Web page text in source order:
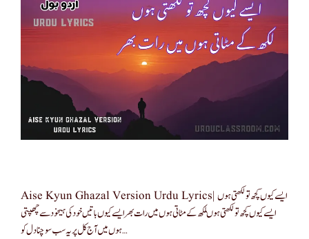
Aise Kyun Ghazal Version Urdu Lyrics| ایسے کیوں کچھ تو لکھتی ہوں
ایسے کیوں کچھ تو لکھتی ہوںلکھ کے مٹاتی ہوں میں رات بھرایسے کیوں باتیں خود کی ہیخود سے چھپتی
ہوں میں آج کل پر یہ سب سوچنادل کو …